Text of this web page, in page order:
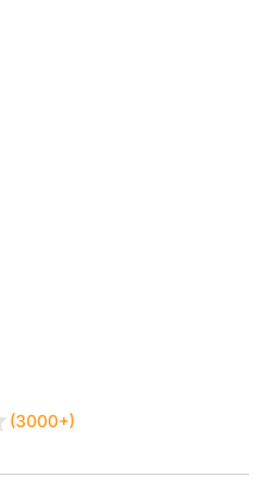
(3000+)